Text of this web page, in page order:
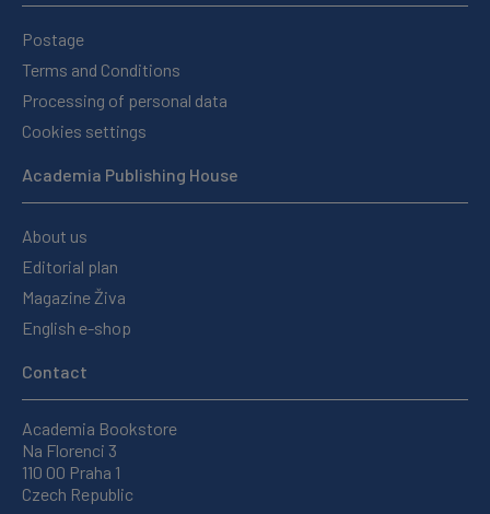
Postage
Terms and Conditions
Processing of personal data
Cookies settings
Academia Publishing House
About us
Editorial plan
Magazine Živa
English e-shop
Contact
Academia Bookstore
Na Florenci 3
110 00 Praha 1
Czech Republic